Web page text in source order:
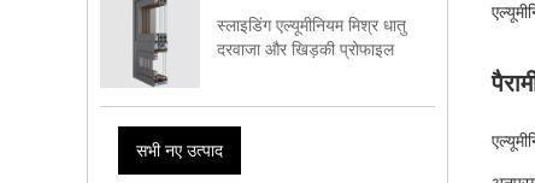
स्लाइडिंग एल्यूमीनियम मिश्र धातु
दरवाजा और खिड़की प्रोफाइल
सभी नए उत्पाद